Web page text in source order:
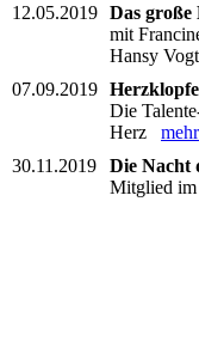
12.05.2019 Das
mit
Hansy
07.09.2019
Die
Herz mehr
30.11.2019
Die Nacht
Mitglied